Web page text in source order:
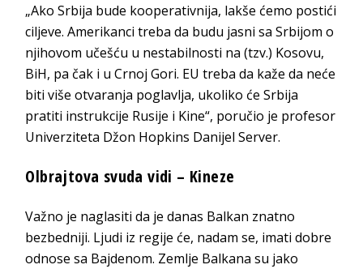
„Ako Srbija bude kooperativnija, lakše ćemo postići
ciljeve. Amerikanci treba da budu jasni sa Srbijom o
njihovom učešću u nestabilnosti na (tzv.) Kosovu,
BiH, pa čak i u Crnoj Gori. EU treba da kaže da neće
biti više otvaranja poglavlja, ukoliko će Srbija
pratiti instrukcije Rusije i Kine“, poručio je profesor
Univerziteta Džon Hopkins Danijel Server.
Olbrajtova svuda vidi – Kineze
Važno je naglasiti da je danas Balkan znatno
bezbedniji. Ljudi iz regije će, nadam se, imati dobre
odnose sa Bajdenom. Zemlje Balkana su jako